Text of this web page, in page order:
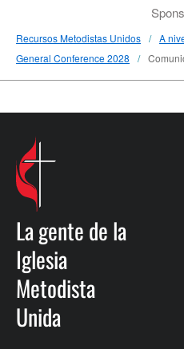
Recursos Metodistas Unidos
A
General Conference 2028
La gente de la
Iglesia
Metodista
Unida